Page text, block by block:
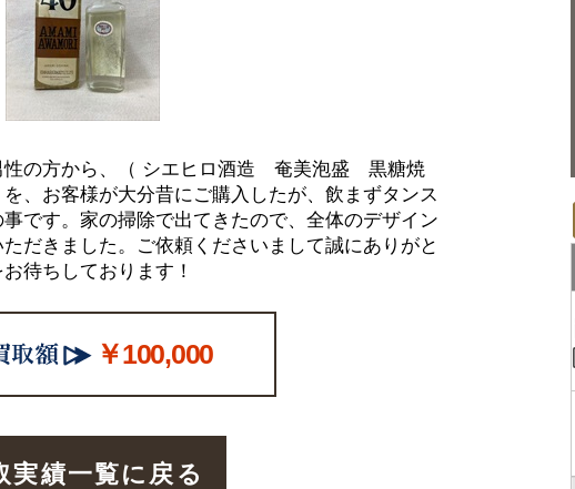
性の方から、（ シエヒロ酒造 奄美泡盛 黒糖焼
お客様が大分昔にご購入したが、飲まずタンス
です。家の掃除で出てきたので、全体のデザイン
だきました。ご依頼くださいまして誠にありがと
待ちしております！
￥100,000
実績一覧に戻る